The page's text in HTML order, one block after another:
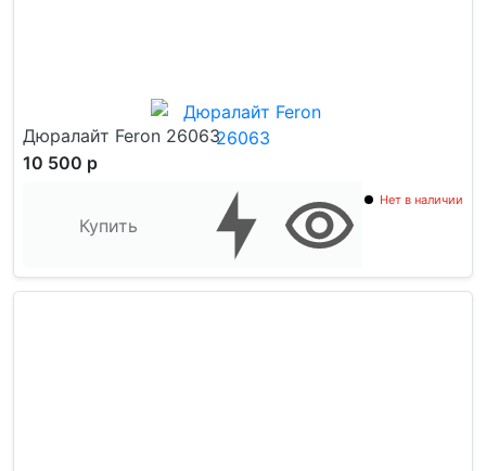
Дюралайт Feron 26063
10 500 р
Купить
Нет в наличии